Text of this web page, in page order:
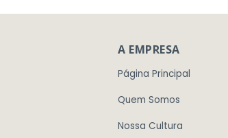
A EMPRESA
Página Principal
Quem Somos
Nossa Cultura